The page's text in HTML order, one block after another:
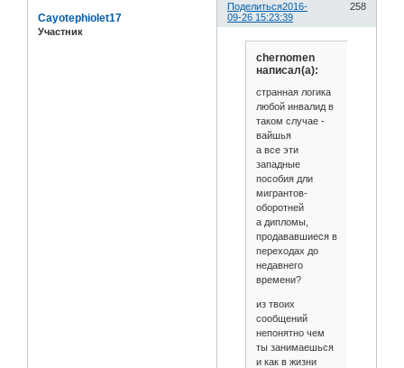
Поделиться 258
2016-
09-26 15:23:39
Cayotephiolet17
Участник
chernomen
написал(а):
странная логика
любой инвалид в
таком случае -
вайшья
а все эти
западные
пособия дли
мигрантов-
оборотней
а дипломы,
продававшиеся в
переходах до
недавнего
времени?
из твоих
сообщений
непонятно чем
ты занимаешься
и как в жизни